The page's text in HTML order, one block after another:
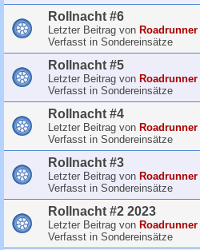
Rollnacht #6
Letzter Beitrag von Roadrunner
Verfasst in Sondereinsätze
Rollnacht #5
Letzter Beitrag von Roadrunner
Verfasst in Sondereinsätze
Rollnacht #4
Letzter Beitrag von Roadrunner
Verfasst in Sondereinsätze
Rollnacht #3
Letzter Beitrag von Roadrunner
Verfasst in Sondereinsätze
Rollnacht #2 2023
Letzter Beitrag von Roadrunner
Verfasst in Sondereinsätze